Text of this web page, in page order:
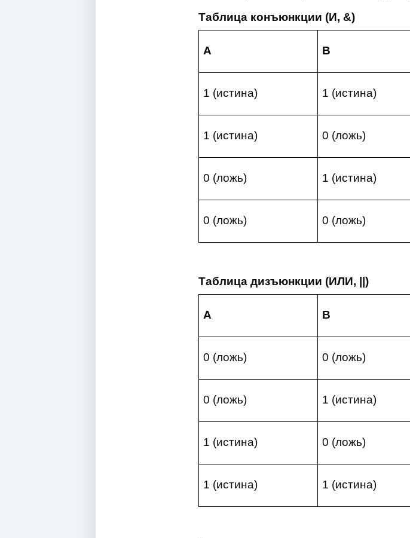
Таблица конъюнкции (И, &)
A B
1 (истина) 1 (истина)
1 (истина) 0 (ложь)
0 (ложь) 1 (истина)
0 (ложь) 0 (ложь)
Таблица дизъюнкции (ИЛИ, ||)
A B
0 (ложь) 0 (ложь)
0 (ложь) 1 (истина)
1 (истина) 0 (ложь)
1 (истина) 1 (истина)